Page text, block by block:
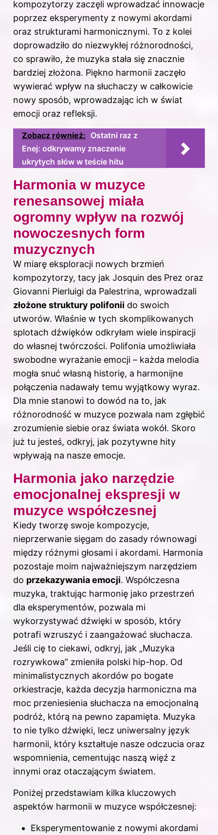
kompozytorzy zaczęli wprowadzać innowacje
poprzez eksperymenty z nowymi akordami
oraz strukturami harmonicznymi. To z kolei
doprowadziło do niezwykłej różnorodności,
co sprawiło, że muzyka stała się znacznie
bardziej złożona. Piękno harmonii zaczęło
wywierać wpływ na słuchaczy w całkowicie
nowy sposób, wprowadzając ich w świat
emocji oraz refleksji.
Zobacz również: Ostatni raz z
Enej: odkrywamy znaczenie
ukrytych słów w teście hitu
Harmonia w muzyce
renesansowej miała
ogromny wpływ na rozwój
nowoczesnych form
muzycznych
W miarę eksploracji nowych brzmień
kompozytorzy, tacy jak Josquin des Prez oraz
Giovanni Pierluigi da Palestrina, wprowadzali
złożone struktury polifonii do swoich
utworów. Właśnie w tych skomplikowanych
splotach dźwięków odkryłam wiele inspiracji
do własnej twórczości. Polifonia umożliwiała
swobodne wyrażanie emocji – każda melodia
mogła snuć własną historię, a harmonijne
połączenia nadawały temu wyjątkowy wyraz.
Dla mnie stanowi to dowód na to, jak
różnorodność w muzyce pozwala nam zgłębić
zrozumienie siebie oraz świata wokół. Skoro
już tu jesteś, odkryj, jak pozytywne hity
wpływają na nasze emocje.
Harmonia jako narzędzie
emocjonalnej ekspresji w
muzyce współczesnej
Kiedy tworzę swoje kompozycje,
nieprzerwanie sięgam do zasady równowagi
między różnymi głosami i akordami. Harmonia
pozostaje moim najważniejszym narzędziem
do przekazywania emocji. Współczesna
muzyka, traktując harmonię jako przestrzeń
dla eksperymentów, pozwala mi
wykorzystywać dźwięki w sposób, który
potrafi wzruszyć i zaangażować słuchacza.
Jeśli cię to ciekawi, odkryj, jak „Muzyka
rozrywkowa” zmieniła polski hip-hop. Od
minimalistycznych akordów po bogate
orkiestracje, każda decyzja harmoniczna ma
moc przeniesienia słuchacza na emocjonalną
podróż, którą na pewno zapamięta. Muzyka
to nie tylko dźwięki, lecz uniwersalny język
harmonii, który kształtuje nasze odczucia oraz
wspomnienia, cementując naszą więź z
innymi oraz otaczającym światem.
Poniżej przedstawiam kilka kluczowych
aspektów harmonii w muzyce współczesnej:
Eksperymentowanie z nowymi akordami